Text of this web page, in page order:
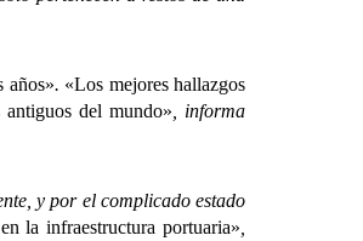
años». «Los mejores hallazgos
del mundo» , informa
y por el complicado estado
la infraestructura portuaria»